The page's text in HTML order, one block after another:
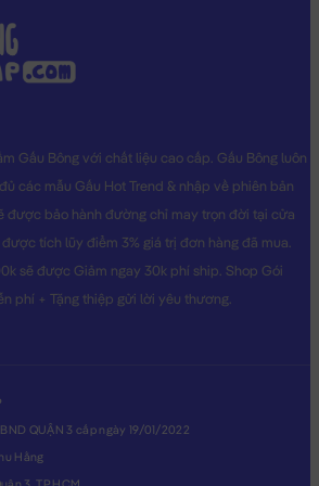
sức khỏe.
Các Sản Phẩm
sẽ được tích lũy điểm =
kế tiếp.
số điện thoại đã đăng ký, Gấu Bông của
hành đường chỉ may trọn đời tại Shop.
bạn cứ mang gấu đến cửa hàng &
xong. Shop sẽ chăm sóc Gấu của bạn
Rút Tim, hình ảnh này là hình
Gấu Bông với chất liệu cao cấp. Gấu Bông luôn
các mẫu Gấu Hot Trend & nhập về phiên bản
được bảo hành đường chỉ may trọn đời tại cửa
tích lũy điểm 3% giá trị đơn hàng đã mua.
sẽ được Giảm ngay 30k phí ship. Shop Gói
phí + Tặng thiệp gửi lời yêu thương.
QUẬN 3 cấp ngày 19/01/2022
Hằng